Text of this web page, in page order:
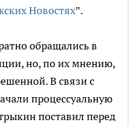
Новостях”.
обращались в
но, по их мнению,
В связи с
процессуальную
поставил перед